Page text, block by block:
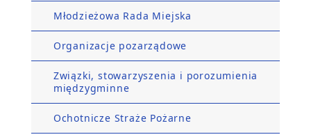
Młodzieżowa Rada Miejska
Organizacje pozarządowe
Związki, stowarzyszenia i porozumienia
międzygminne
Ochotnicze Straże Pożarne